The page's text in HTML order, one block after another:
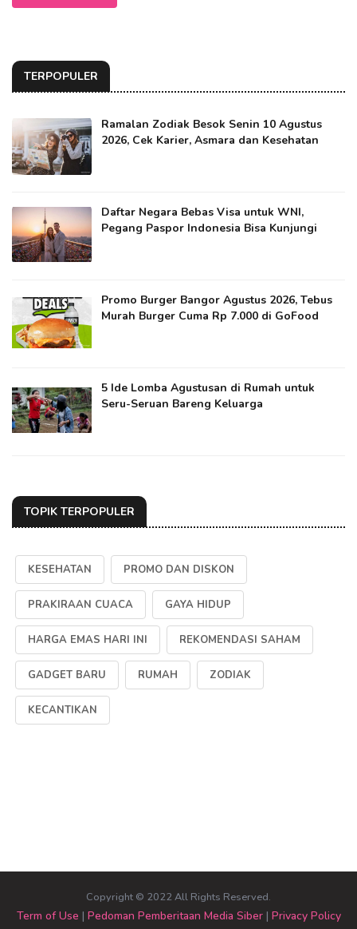
TERPOPULER
Ramalan Zodiak Besok Senin 10 Agustus
2026, Cek Karier, Asmara dan Kesehatan
Daftar Negara Bebas Visa untuk WNI,
Pegang Paspor Indonesia Bisa Kunjungi
Promo Burger Bangor Agustus 2026, Tebus
Murah Burger Cuma Rp 7.000 di GoFood
5 Ide Lomba Agustusan di Rumah untuk
Seru-Seruan Bareng Keluarga
TOPIK TERPOPULER
KESEHATAN PROMO DAN DISKON
PRAKIRAAN CUACA GAYA HIDUP
HARGA EMAS HARI INI REKOMENDASI SAHAM
GADGET BARU RUMAH ZODIAK
KECANTIKAN
Copyright © 2022 All Rights Reserved.
Term of Use | Pedoman Pemberitaan Media Siber| Privacy Policy